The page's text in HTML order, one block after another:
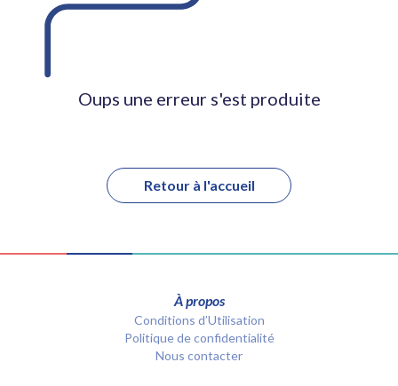
Oups une erreur s'est produite
Retour à l'accueil
À propos
Conditions d’Utilisation
Politique de confidentialité
Nous contacter